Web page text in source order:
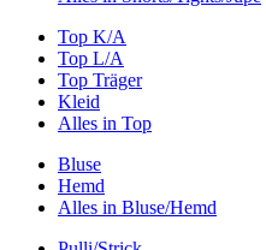
Top K/A
Top L/A
Top Träger
Kleid
Alles in Top
Bluse
Hemd
Alles in Bluse/Hemd